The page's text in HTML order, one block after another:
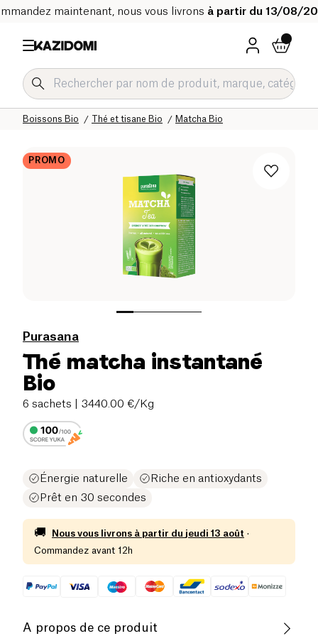
maintenant, nous vous livrons à partir du 13/08/
Matcha Bio
Thé et tisane Bio
Boissons Bio
Notre catalogue bio
Accueil
PROMO
Purasana
Thé matcha instantané
Bio
6 sachets | 3440.00 €/Kg
Énergie naturelle
Riche en antioxydants
Prêt en 30 secondes
🚚 Nous vous livrons à partir du jeudi 13 août ·
Commandez avant 12h
A propos de ce produit